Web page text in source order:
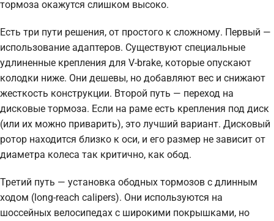
тормоза окажутся слишком высоко.
Есть три пути решения, от простого к сложному. Первый —
использование адаптеров. Существуют специальные
удлиненные крепления для V-brake, которые опускают
колодки ниже. Они дешевы, но добавляют вес и снижают
жесткость конструкции. Второй путь — переход на
дисковые тормоза. Если на раме есть крепления под диск
(или их можно приварить), это лучший вариант. Дисковый
ротор находится близко к оси, и его размер не зависит от
диаметра колеса так критично, как обод.
Третий путь — установка ободных тормозов с длинным
ходом (long-reach calipers). Они используются на
шоссейных велосипедах с широкими покрышками, но